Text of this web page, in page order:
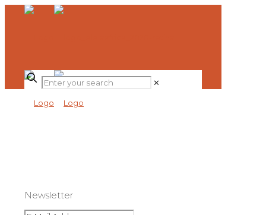
✕
Newsletter